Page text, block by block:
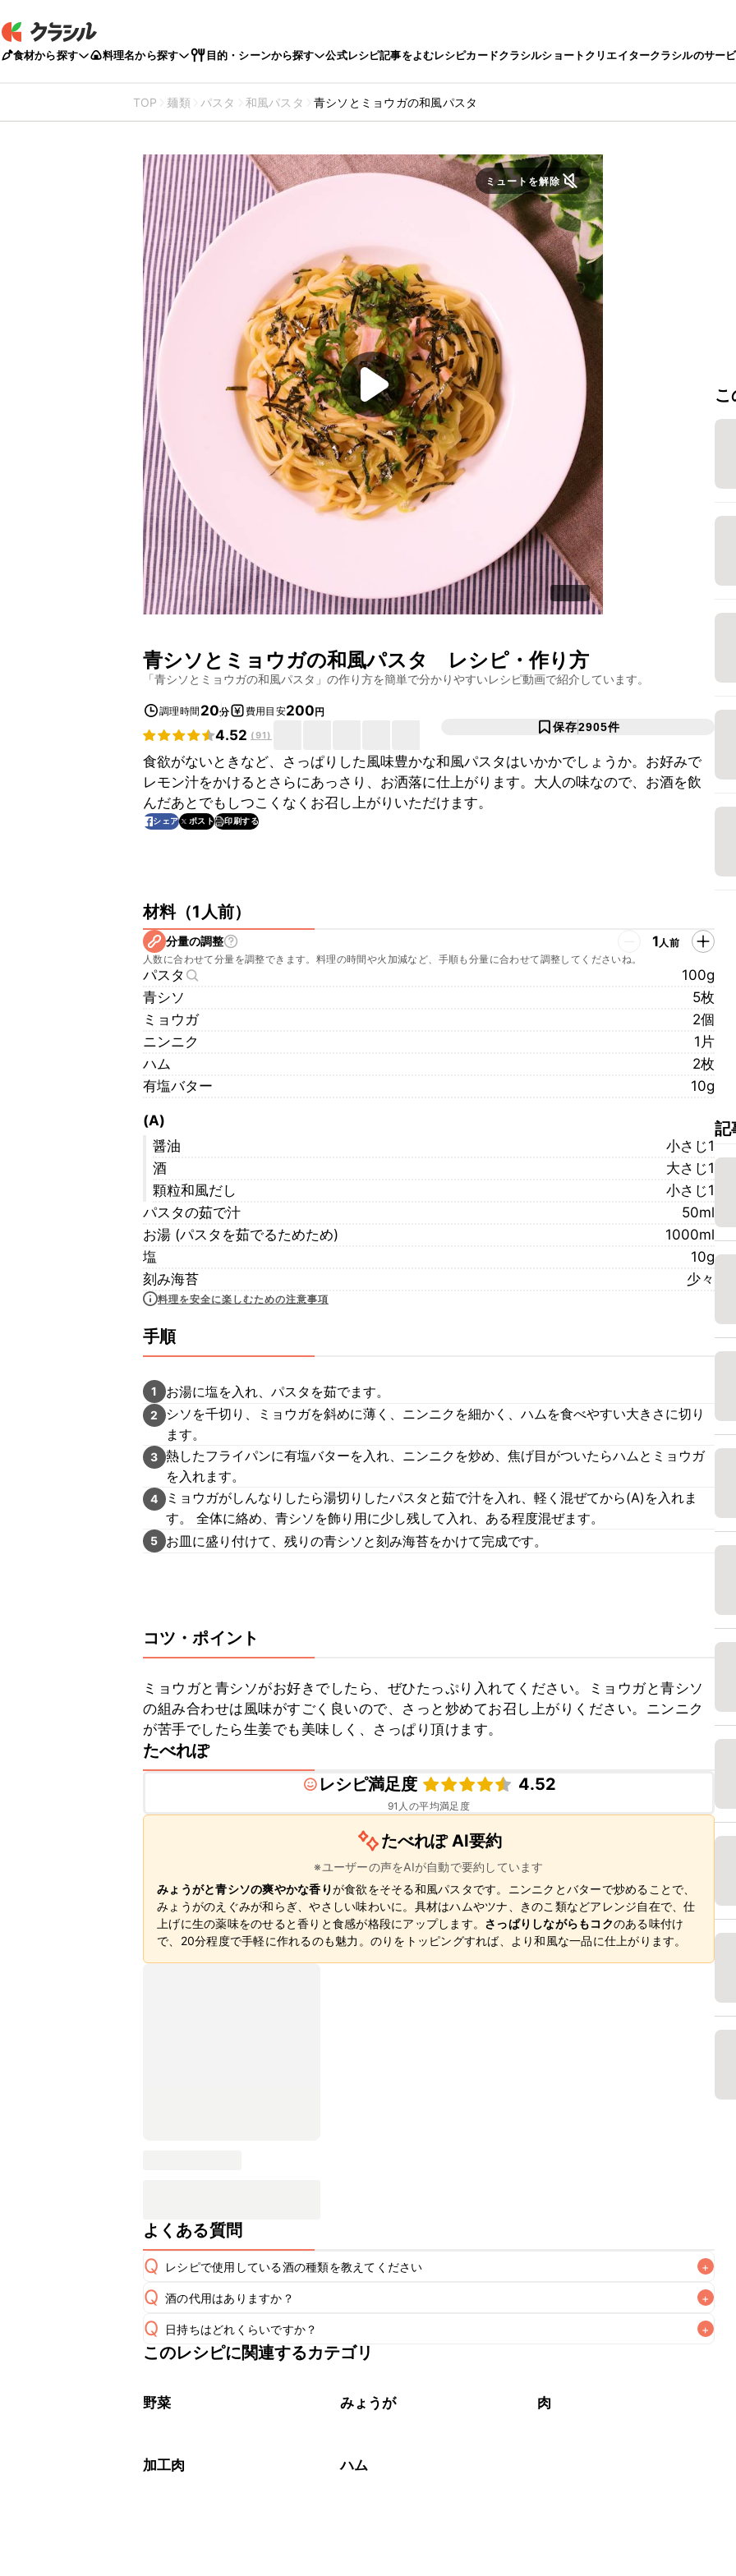
食材から探す 料理名から探す 目的・シーンから探す 公式レシピ記事をよむレシピカードクラシルショートクリエイタークラシルのサー
TOP 麺類 パスタ 和風パスタ 青シソとミョウガの和風パスタ
ミュートを解除
青シソとミョウガの和風パスタ レシピ・作り方
「青シソとミョウガの和風パスタ 」の作り方を簡単で分かりやすいレシピ動画で紹介しています。
調理時間 20分 費用目安200円
4.52 (91)
保存2905件
食欲がないときなど、さっぱりした風味豊かな和風パスタはいかかでしょうか。お好みで
レモン汁をかけるとさらにあっさり、お洒落に仕上がります。大人の味なので、お酒を飲
んだあとでもしつこくなくお召し上がりいただけます。
シェア ポスト 印刷する
材料（1人前）
分量の調整 1人前
人数に合わせて分量を調整できます。料理の時間や火加減など、手順も分量に合わせて調整してくださいね。
パスタ
100g
青シソ
5枚
ミョウガ
2個
ニンニク
1片
ハム
2枚
有塩バター
10g
(A)
醤油
小さじ1
酒
大さじ1
顆粒和風だし
小さじ1
パスタの茹で汁
50ml
お湯 (パスタを茹でるためため)
1000ml
塩
10g
刻み海苔
少々
料理を安全に楽しむための注意事項
手順
1 お湯に塩を入れ、パスタを茹でます。
2
シソを千切り、ミョウガを斜めに薄く、ニンニクを細かく、ハムを食べやすい大きさに切り
ます。
3 熱したフライパンに有塩バターを入れ、ニンニクを炒め、焦げ目がついたらハムとミョウガ
を入れます。
4
ミョウガがしんなりしたら湯切りしたパスタと茹で汁を入れ、軽く混ぜてから(A)を入れま
す。 全体に絡め、青シソを飾り用に少し残して入れ、ある程度混ぜます。
5 お皿に盛り付けて、残りの青シソと刻み海苔をかけて完成です。
コツ・ポイント
ミョウガと青シソがお好きでしたら、ぜひたっぷり入れてください。ミョウガと青シソ
の組み合わせは風味がすごく良いので、さっと炒めてお召し上がりください。ニンニク
が苦手でしたら生姜でも美味しく、さっぱり頂けます。
たべれぽ
レシピ満足度
4.52
91 人の平均満足度
たべれぽ AI要約
※ユーザーの声をAIが自動で要約しています
みょうがと青シソの爽やかな香りが食欲をそそる和風パスタです。ニンニクとバターで炒めることで、
みょうがのえぐみが和らぎ、やさしい味わいに。具材はハムやツナ、きのこ類などアレンジ自在で、仕
上げに生の薬味をのせると香りと食感が格段にアップします。 さっぱりしながらもコクのある味付け
で、20分程度で手軽に作れるのも魅力。のりをトッピングすれば、より和風な一品に仕上がります。
よくある質問
Q レシピで使用している酒の種類を教えてください +
A
Q 酒の代用はありますか？ +
A
Q 日持ちはどれくらいですか？ +
こちらのレシピは出来たてをお召し上がりいただくことをおすすめします。
※日持ちは目安です。
このレシピに関連するカテゴリ
野菜 みょうが 肉
加工肉 ハム
記